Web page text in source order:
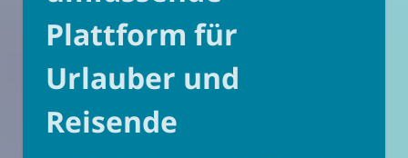
Plattform für
Urlauber und
Reisende